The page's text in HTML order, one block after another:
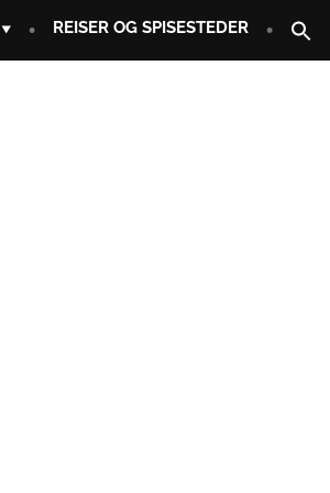
REISER OG SPISESTEDER